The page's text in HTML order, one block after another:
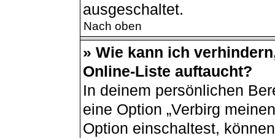
ausgeschaltet.
Nach oben
» Wie kann ich
Online-Liste auftaucht?
In deinem persönlichen
eine Option „Verbirg
Option einschaltest,